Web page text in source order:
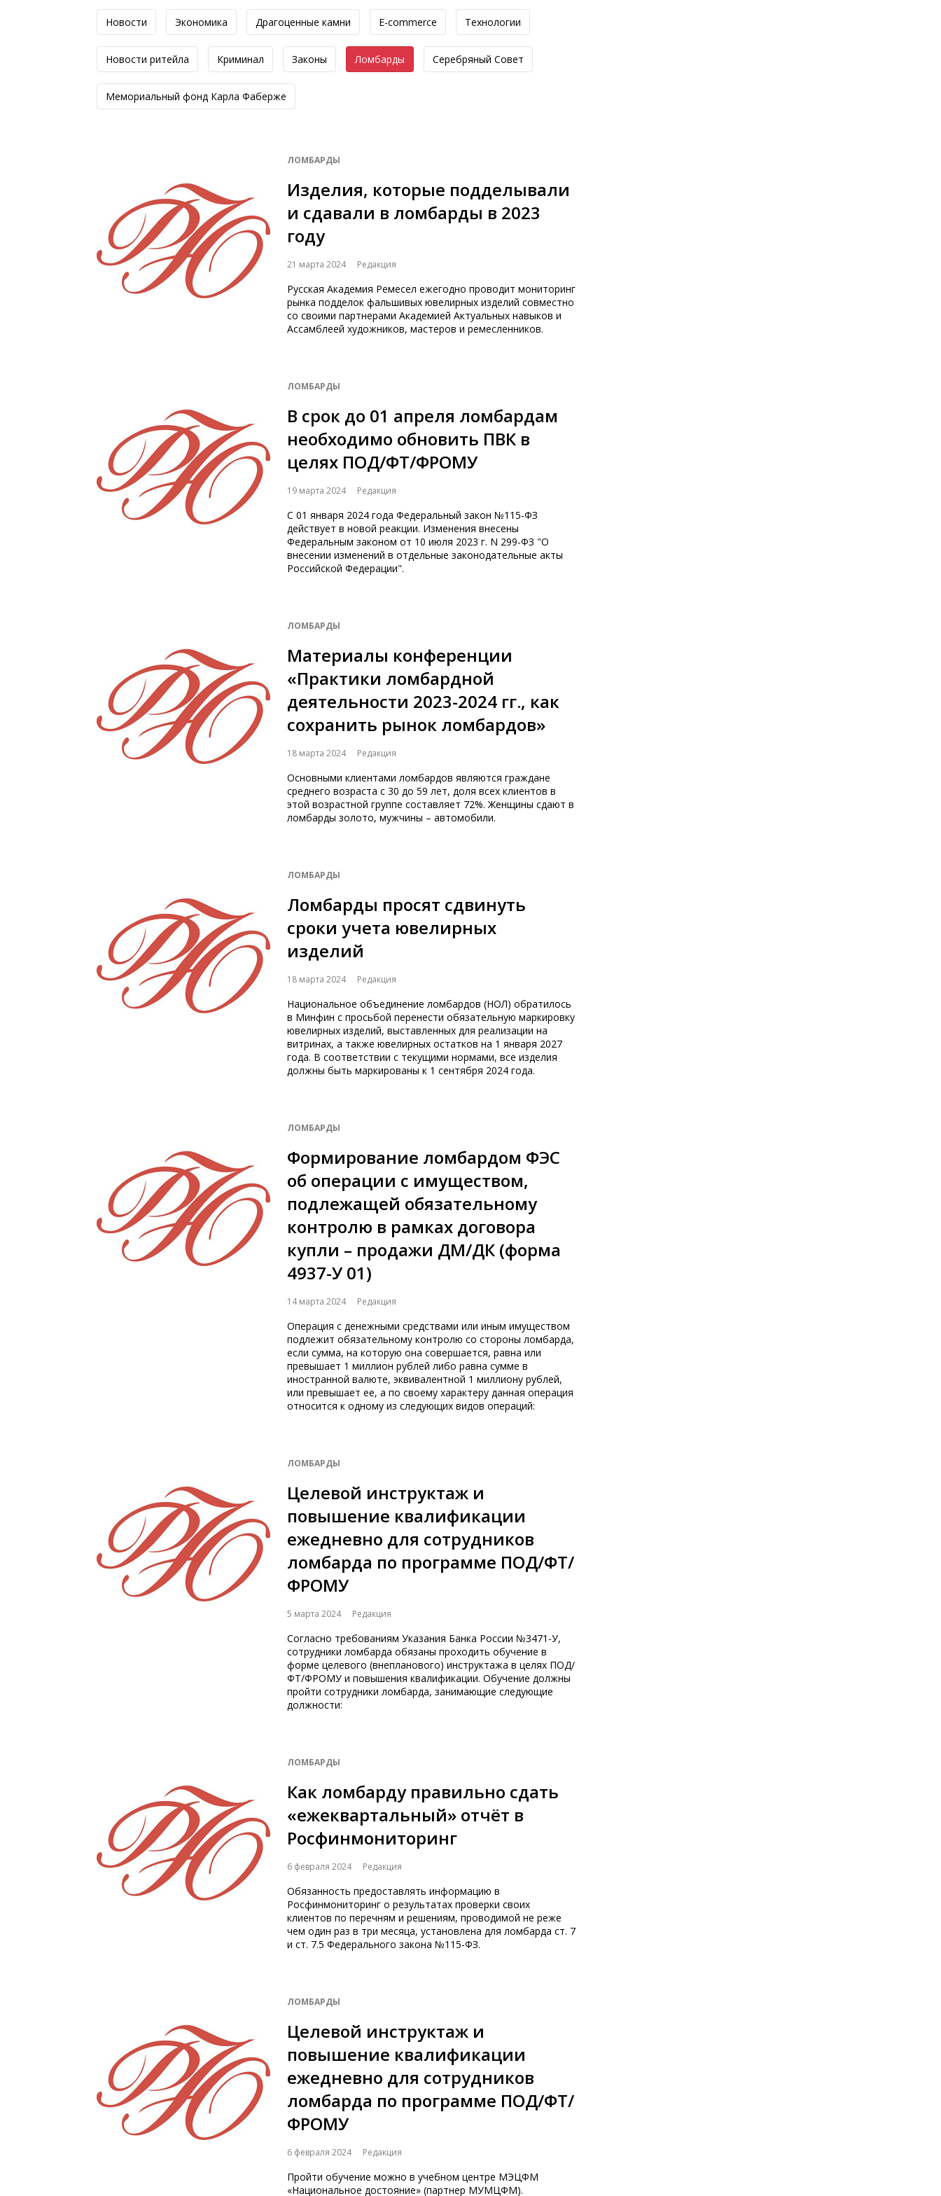
Новости Экономика Драгоценные камни E-commerce Технологии
Новоcти ритейла Криминал Законы Ломбарды Серебряный Совет
Мемориальный фонд Карла Фаберже
ЛОМБАРДЫ
Изделия, которые подделывали
и сдавали в ломбарды в 2023
году
21 марта 2024 Редакция
Русская Академия Ремесел ежегодно проводит мониторинг
рынка подделок фальшивых ювелирных изделий совместно
со своими партнерами Академией Актуальных навыков и
Ассамблеей художников, мастеров и ремесленников.
ЛОМБАРДЫ
В срок до 01 апреля ломбардам
необходимо обновить ПВК в
целях ПОД/ФТ/ФРОМУ
19 марта 2024 Редакция
С 01 января 2024 года Федеральный закон №115-ФЗ
действует в новой реакции. Изменения внесены
Федеральным законом от 10 июля 2023 г. N 299-ФЗ "О
внесении изменений в отдельные законодательные акты
Российской Федерации".
ЛОМБАРДЫ
Материалы конференции
«Практики ломбардной
деятельности 2023-2024 гг., как
сохранить рынок ломбардов»
18 марта 2024 Редакция
Основными клиентами ломбардов являются граждане
среднего возраста с 30 до 59 лет, доля всех клиентов в
этой возрастной группе составляет 72%. Женщины сдают в
ломбарды золото, мужчины – автомобили.
ЛОМБАРДЫ
Ломбарды просят сдвинуть
сроки учета ювелирных
изделий
18 марта 2024 Редакция
Национальное объединение ломбардов (НОЛ) обратилось
в Минфин с просьбой перенести обязательную маркировку
ювелирных изделий, выставленных для реализации на
витринах, а также ювелирных остатков на 1 января 2027
года. В соответствии с текущими нормами, все изделия
должны быть маркированы к 1 сентября 2024 года.
ЛОМБАРДЫ
Формирование ломбардом ФЭС
об операции с имуществом,
подлежащей обязательному
контролю в рамках договора
купли – продажи ДМ/ДК (форма
4937-У 01)
14 марта 2024 Редакция
Операция с денежными средствами или иным имуществом
подлежит обязательному контролю со стороны ломбарда,
если сумма, на которую она совершается, равна или
превышает 1 миллион рублей либо равна сумме в
иностранной валюте, эквивалентной 1 миллиону рублей,
или превышает ее, а по своему характеру данная операция
относится к одному из следующих видов операций:
ЛОМБАРДЫ
Целевой инструктаж и
повышение квалификации
ежедневно для сотрудников
ломбарда по программе ПОД/ФТ/
ФРОМУ
5 марта 2024 Редакция
Согласно требованиям Указания Банка России №3471-У,
сотрудники ломбарда обязаны проходить обучение в
форме целевого (внепланового) инструктажа в целях ПОД/
ФТ/ФРОМУ и повышения квалификации. Обучение должны
пройти сотрудники ломбарда, занимающие следующие
должности:
ЛОМБАРДЫ
Как ломбарду правильно сдать
«ежеквартальный» отчёт в
Росфинмониторинг
6 февраля 2024 Редакция
Обязанность предоставлять информацию в
Росфинмониторинг о результатах проверки своих
клиентов по перечням и решениям, проводимой не реже
чем один раз в три месяца, установлена для ломбарда ст. 7
и ст. 7.5 Федерального закона №115-ФЗ.
ЛОМБАРДЫ
Целевой инструктаж и
повышение квалификации
ежедневно для сотрудников
ломбарда по программе ПОД/ФТ/
ФРОМУ
6 февраля 2024 Редакция
Пройти обучение можно в учебном центре МЭЦФМ
«Национальное достояние» (партнер МУМЦФМ).